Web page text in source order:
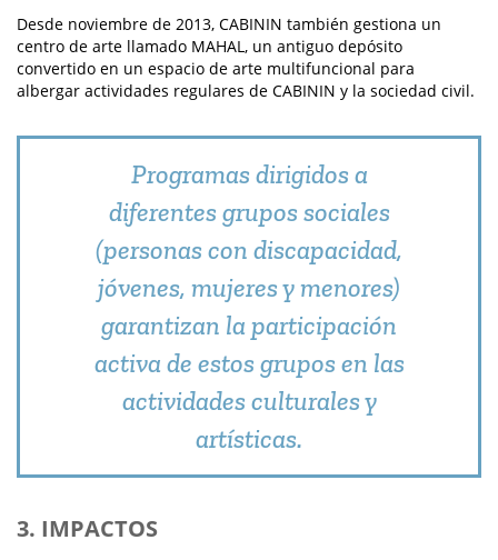
Desde noviembre de 2013, CABININ también gestiona un
centro de arte llamado MAHAL, un antiguo depósito
convertido en un espacio de arte multifuncional para
albergar actividades regulares de CABININ y la sociedad civil.
Programas dirigidos a
diferentes grupos sociales
(personas con discapacidad,
jóvenes, mujeres y menores)
garantizan la participación
activa de estos grupos en las
actividades culturales y
artísticas.
3. IMPACTOS